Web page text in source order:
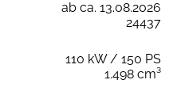
ab ca. 13.08.2026
24437
110 kW / 150 PS
1.498 cm³